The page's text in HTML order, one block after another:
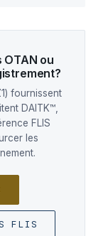
ou
fournissent
DAITK™,
FLIS
les
FLIS